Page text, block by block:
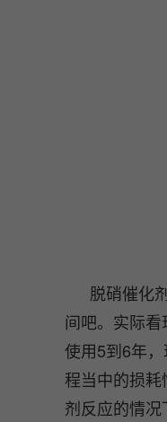
脱硝催化
间吧。实际
使用5到6年
程当中的损
剂反应的情况